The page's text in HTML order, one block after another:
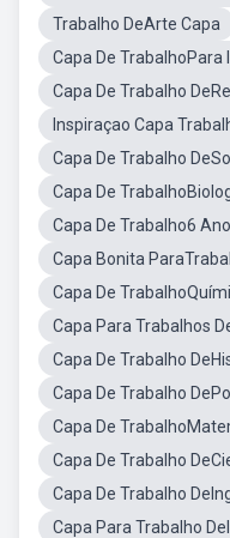
Trabalho DeArte Capa
Capa De TrabalhoPara
Capa De Trabalho
Inspiraçao Capa
Capa De Trabalho
Capa De
Capa De Trabalho6 Ano
Capa Bonita
Capa De
Capa Para Trabalhos
Capa De Trabalho
Capa De Trabalho
Capa De
Capa De Trabalho
Capa De Trabalho
Capa Para Trabalho